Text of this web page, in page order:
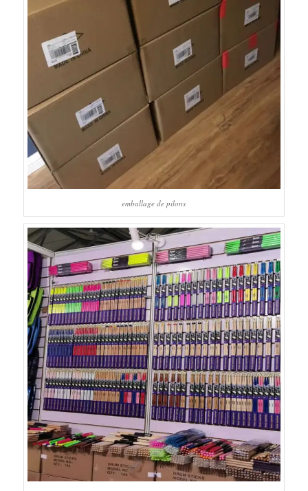
emballage de pilons